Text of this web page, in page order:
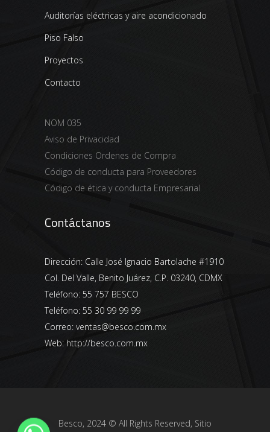
Auditorías eléctricas y aire acondicionado
Piso Falso
Proyectos
Contacto
NOM 035
Aviso de Privacidad
Condiciones Ordenes de Compra
Código de conducta para Proveedores
Código de ética y conducta Empresarial
Contáctanos
Dirección: Calle José Ignacio Bartolache #1910
Col. Del Valle, Benito Juárez, C.P. 03240, CDMX
Teléfono: 55 757 BESCO
Teléfono: 55 30 99 99 99
Correo: ventas@besco.com.mx
Web: http://besco.com.mx
Besco, 2024 © All Rights Reserved, Sitio